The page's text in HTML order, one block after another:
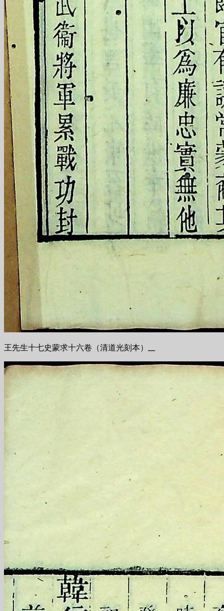
王先生十七史蒙求十六卷（清道光刻本）__